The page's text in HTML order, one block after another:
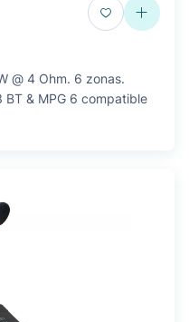
@ 4 Ohm. 6 zonas.
BT & MPG 6 compatible